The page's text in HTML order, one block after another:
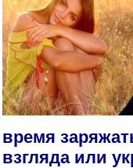
время
взгляда или